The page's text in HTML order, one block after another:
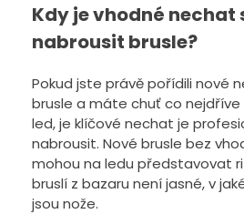
Kdy je vhodné nechat
nabrousit brusle?
Pokud jste právě pořídili nové
brusle a máte chuť co nejdříve
led, je klíčové nechat je
nabrousit. Nové brusle bez
mohou na ledu představovat
bruslí z bazaru není jasné, v
jsou nože.